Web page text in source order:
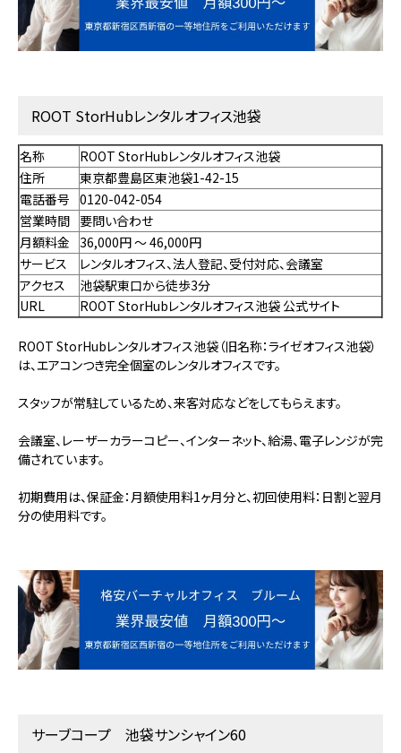
ROOT StorHubレンタルオフィス池袋
名称
ROOT StorHubレンタルオフィス池袋
住所
東京都豊島区東池袋1-42-15
電話番号 0120-042-054
営業時間 要問い合わせ
月額料金 36,000円 〜 46,000円
サービス
レンタルオフィス、法人登記、受付対応、会議室
アクセス
池袋駅東口から徒歩3分
URL
ROOT StorHubレンタルオフィス池袋 公式サイト
ROOT StorHubレンタルオフィス池袋（旧名称：ライゼオフィス池袋）
は、エアコンつき完全個室のレンタルオフィスです。
スタッフが常駐しているため、来客対応などをしてもらえます。
会議室、レーザーカラーコピー、インターネット、給湯、電子レンジが完
備されています。
初期費用は、保証金：月額使用料1ヶ月分と、初回使用料：日割と翌月
分の使用料です。
サーブコープ 池袋サンシャイン60